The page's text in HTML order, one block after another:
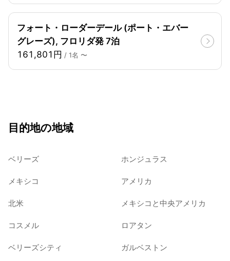
フォート・ローダーデール (ポート・エバー
グレーズ), フロリダ発 7泊
161,801円 / 1名 〜
目的地の地域
ベリーズ ホンジュラス
メキシコ アメリカ
北米 メキシコと中央アメリカ
コスメル ロアタン
ベリーズシティ ガルベストン